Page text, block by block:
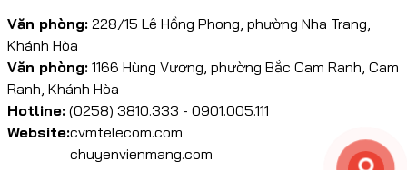
Văn phòng: 228/15 Lê Hồng Phong, phường Nha Trang,
Khánh Hòa
Văn phòng: 1166 Hùng Vương, phường Bắc Cam Ranh, Cam
Ranh, Khánh Hòa
Hotline: (0258) 3810.333 - 0901.005.111
Website:cvmtelecom.com
chuyenvienmang.com